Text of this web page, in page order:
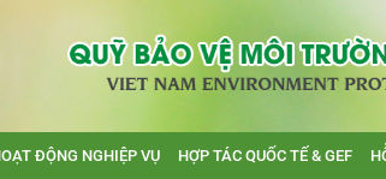
ĐỘNG NGHIỆP VỤ HỢP TÁC QUỐC TẾ & GEF
Giới thiệu